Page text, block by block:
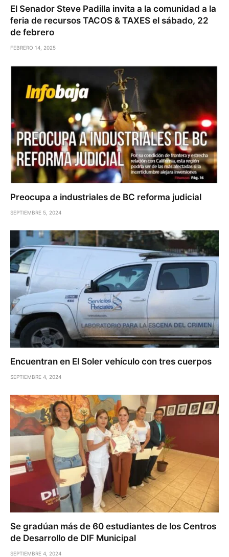
El Senador Steve Padilla invita a la comunidad a la
feria de recursos TACOS & TAXES el sábado, 22
de febrero
FEBRERO 14, 2025
Preocupa a industriales de BC reforma judicial
SEPTIEMBRE 5, 2024
Encuentran en El Soler vehículo con tres cuerpos
SEPTIEMBRE 4, 2024
Se gradúan más de 60 estudiantes de los Centros
de Desarrollo de DIF Municipal
SEPTIEMBRE 4, 2024